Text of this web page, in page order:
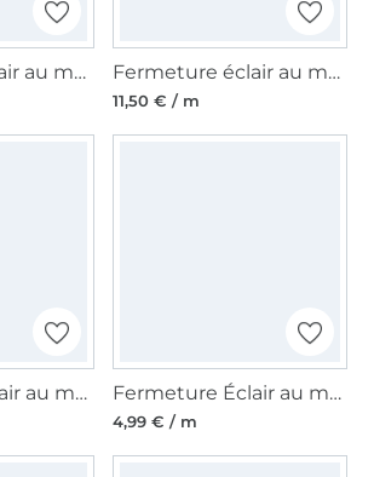
Fermeture éclair au mètre, beige Fermeture éclair au mètre, bleu foncé
11,50 € / m
Fermeture Éclair au mètre non séparable plastique à spirale, vert kaki Fermeture Éclair au mètre non séparable plastique à spirale, vieux rose millennial
4,99 € / m